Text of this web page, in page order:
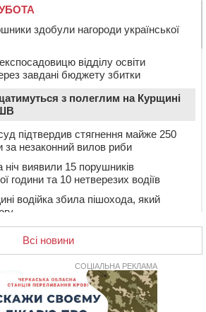
здобули нагороди української
відділу освіти
завдані бюджету збитки
з полеглим на Курщині
підтвердив стягнення майже 250
за незаконний вилов риби
виявили 15 порушників
години та 10 нетверезих водіїв
водійка збила пішохода, який
річну церкву
під колесами вантажівки
для приватизації
Всі новини
СОЦІАЛЬНА РЕКЛАМА